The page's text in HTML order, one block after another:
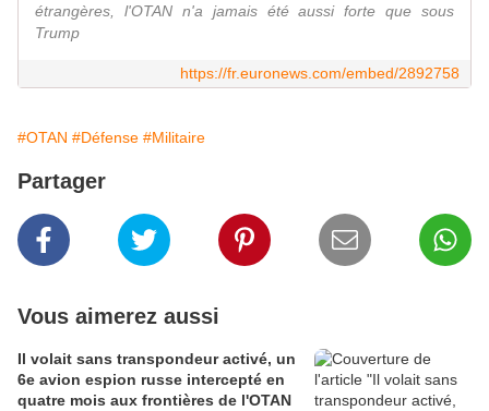
étrangères, l'OTAN n'a jamais été aussi forte que sous
Trump
https://fr.euronews.com/embed/2892758
#OTAN #Défense #Militaire
Partager
Vous aimerez aussi
Il volait sans transpondeur activé, un
6e avion espion russe intercepté en
quatre mois aux frontières de l'OTAN